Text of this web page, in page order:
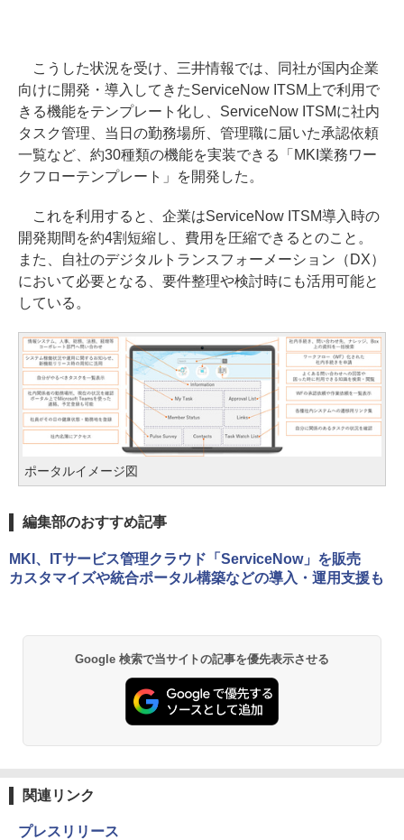
こうした状況を受け、三井情報では、同社が国内企業
向けに開発・導入してきたServiceNow ITSM上で利用で
きる機能をテンプレート化し、ServiceNow ITSMに社内
タスク管理、当日の勤務場所、管理職に届いた承認依頼
一覧など、約30種類の機能を実装できる「MKI業務ワー
クフローテンプレート」を開発した。
これを利用すると、企業はServiceNow ITSM導入時の
開発期間を約4割短縮し、費用を圧縮できるとのこと。
また、自社のデジタルトランスフォーメーション（DX）
において必要となる、要件整理や検討時にも活用可能と
している。
ポータルイメージ図
編集部のおすすめ記事
MKI、ITサービス管理クラウド「ServiceNow」を販売
カスタマイズや統合ポータル構築などの導入・運用支援も
Google 検索で当サイトの記事を優先表示させる
関連リンク
プレスリリース